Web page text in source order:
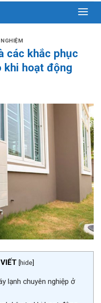
các khắc phục
khi hoạt động
[hide]
lạnh chuyên nghiệp ở